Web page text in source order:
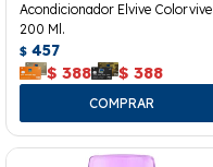
Acondicionador Elvive Colorvive
200 Ml.
$ 457
$ 388 $ 388